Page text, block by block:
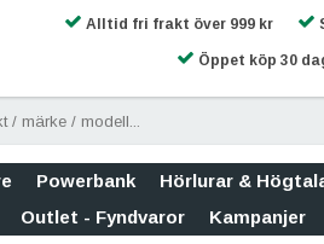
Alltid fri frakt över 999 kr
Öppet köp 30
Powerbank Hörlurar &
Outlet - Fyndvaror Kampanjer